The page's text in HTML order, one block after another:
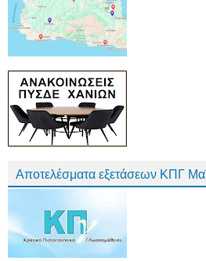
Αποτελέσματα εξετάσεων ΚΠΓ